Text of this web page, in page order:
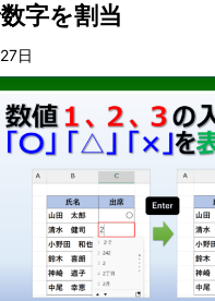
字を割当
日